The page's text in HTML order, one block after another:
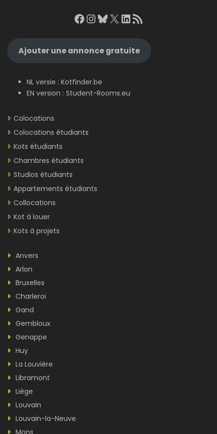
Facebook
Instagram
Bluesky
X LinkedIn
RSS Feed
Ajouter une annonce gratuite
NL versie : Kotfinder.be
EN version : Student-Rooms.eu
Colocations
Colocations étudiants
Kots étudiants
Chambres étudiants
Studios étudiants
Appartements étudiants
Collocations
Kot à louer
Kots à projets
Anvers
Arlon
Bruxelles
Charleroi
Gand
Gembloux
Genappe
Huy
La Louvière
Libramont
Liège
Louvain
Louvain-la-Neuve